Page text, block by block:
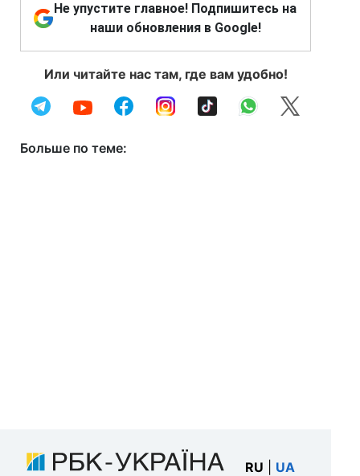
Не упустите главное! Подпишитесь на
наши обновления в Google!
Или читайте нас там, где вам удобно!
Больше по теме:
RU UA